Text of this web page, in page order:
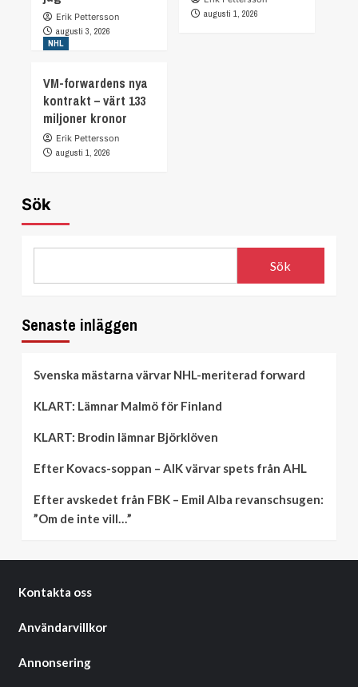
Erik Pettersson
augusti 3, 2026
augusti 1, 2026
NHL
VM-forwardens nya
kontrakt – värt 133
miljoner kronor
Erik Pettersson
augusti 1, 2026
Sök
Sök
Senaste inläggen
Svenska mästarna värvar NHL-meriterad forward
KLART: Lämnar Malmö för Finland
KLART: Brodin lämnar Björklöven
Efter Kovacs-soppan – AIK värvar spets från AHL
Efter avskedet från FBK – Emil Alba revanschsugen:
”Om de inte vill…”
Kontakta oss
Användarvillkor
Annonsering